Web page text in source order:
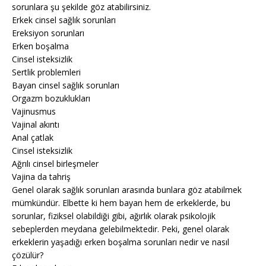
sorunlara şu şekilde göz atabilirsiniz.
Erkek cinsel sağlık sorunları
Ereksiyon sorunları
Erken boşalma
Cinsel isteksizlik
Sertlik problemleri
Bayan cinsel sağlık sorunları
Orgazm bozuklukları
Vajinusmus
Vajinal akıntı
Anal çatlak
Cinsel isteksizlik
Ağrılı cinsel birleşmeler
Vajina da tahriş
Genel olarak sağlık sorunları arasında bunlara göz atabilmek
mümkündür. Elbette ki hem bayan hem de erkeklerde, bu
sorunlar, fiziksel olabildiği gibi, ağırlık olarak psikolojik
sebeplerden meydana gelebilmektedir. Peki, genel olarak
erkeklerin yaşadığı erken boşalma sorunları nedir ve nasıl
çözülür?